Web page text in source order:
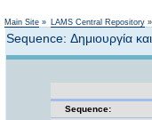
Main Site » LAMS Central Repository »
Sequence: Δημιουργία
Sequence: